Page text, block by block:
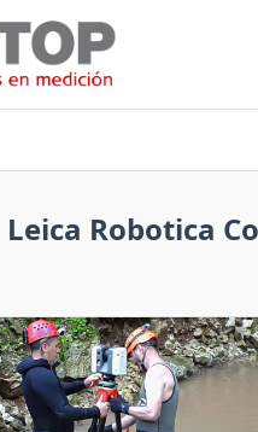
Leica Robotica